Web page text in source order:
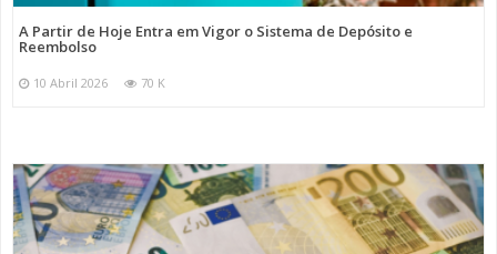
A Partir de Hoje Entra em Vigor o Sistema de Depósito e
Reembolso
10 Abril 2026 70 K